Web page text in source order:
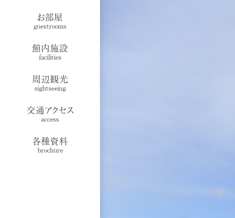
お部屋
guestrooms
館内施設
facilities
周辺観光
sightseeing
交通アクセス
access
各種資料
brochure